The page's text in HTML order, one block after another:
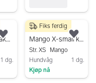
Mango boblejakke S brun dame
1 dg.
Legg til som favoritt.
1 400 kr
Mango X-small kåpe
Str. XS
Mango
Hundvåg
1 dg.
Kjøp nå
Fiks ferdig